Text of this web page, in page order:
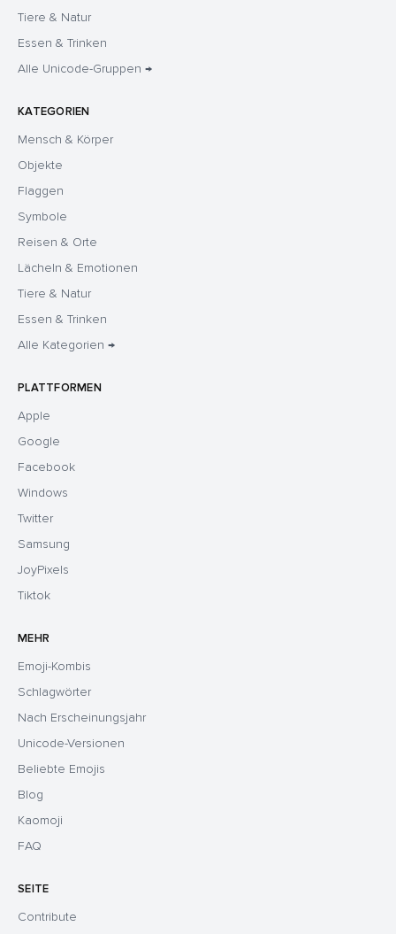
Tiere & Natur
Essen & Trinken
Alle Unicode-Gruppen →
KATEGORIEN
Mensch & Körper
Objekte
Flaggen
Symbole
Reisen & Orte
Lächeln & Emotionen
Tiere & Natur
Essen & Trinken
Alle Kategorien →
PLATTFORMEN
Apple
Google
Facebook
Windows
Twitter
Samsung
JoyPixels
Tiktok
MEHR
Emoji-Kombis
Schlagwörter
Nach Erscheinungsjahr
Unicode-Versionen
Beliebte Emojis
Blog
Kaomoji
FAQ
SEITE
Contribute